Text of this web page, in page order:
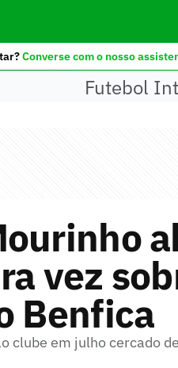
Converse com o nosso
Futebol
vez
Benfica
clube em julho cercado